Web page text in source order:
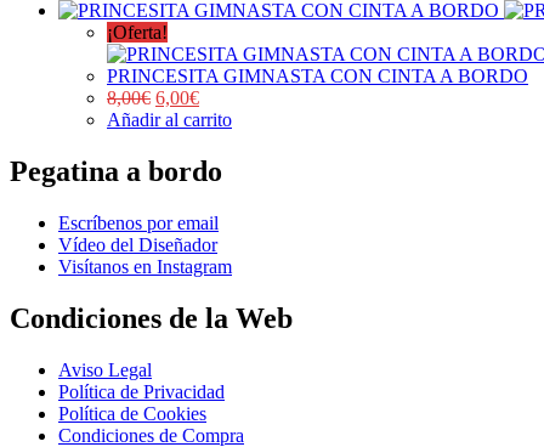
¡Oferta!
PRINCESITA GIMNASTA CON CINTA A BORDO
8,00€ 6,00€
Añadir al carrito
Pegatina a bordo
Escríbenos por email
Vídeo del Diseñador
Visítanos en Instagram
Condiciones de la Web
Aviso Legal
Política de Privacidad
Política de Cookies
Condiciones de Compra